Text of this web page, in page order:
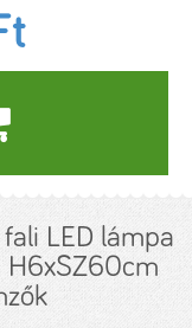
LED lámpa